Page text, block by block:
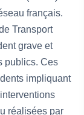
français.
Transport
grave et
publics. Ces
impliquant
réalisées par